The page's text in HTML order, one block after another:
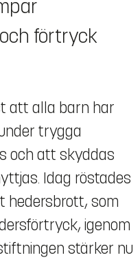
förtryck
att alla barn har
trygga
och att skyddas
Idag röstades
hedersbrott, som
igenom
stärker nu